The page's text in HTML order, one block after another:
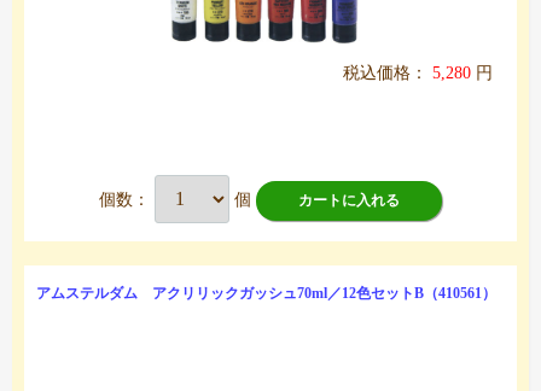
税込価格： 5,280 円
個数： 個 カートに入れる
アムステルダム アクリリックガッシュ70ml／12色セットB（410561）